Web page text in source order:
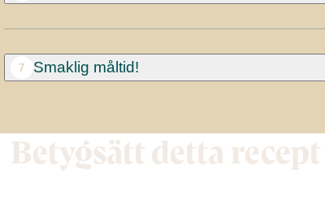
7 Smaklig måltid!
Betygsätt detta recept